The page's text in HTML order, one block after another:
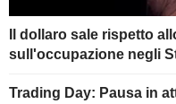
Il dollaro sale rispetto
sull'occupazione negli
Trading Day: Pausa in